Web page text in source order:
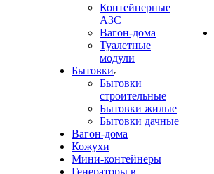
Контейнерные
АЗС
Вагон-дома
Туалетные
модули
Бытовки
Бытовки
строительные
Бытовки жилые
Бытовки дачные
Вагон-дома
Кожухи
Мини-контейнеры
Генераторы в